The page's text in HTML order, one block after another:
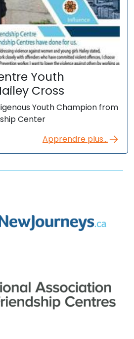
Youth
Cross
Youth Champion from
Center
Apprendre plus...